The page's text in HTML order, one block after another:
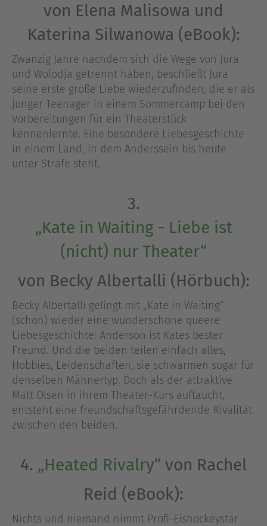
von Elena Malisowa und
Katerina Silwanowa (eBook):
Zwanzig Jahre nachdem sich die Wege von Jura
und Wolodja getrennt haben, beschließt Jura
seine erste große Liebe wiederzufinden, die er als
junger Teenager in einem Sommercamp bei den
Vorbereitungen für ein Theaterstück
kennenlernte. Eine besondere Liebesgeschichte
in einem Land, in dem Anderssein bis heute
unter Strafe steht.
3.
„Kate in Waiting - Liebe ist
(nicht) nur Theater“
von Becky Albertalli (Hörbuch):
Becky Albertalli gelingt mit „Kate in Waiting“
(schon) wieder eine wunderschöne queere
Liebesgeschichte: Anderson ist Kates bester
Freund. Und die beiden teilen einfach alles,
Hobbies, Leidenschaften, sie schwärmen sogar für
denselben Männertyp. Doch als der attraktive
Matt Olsen in ihrem Theater-Kurs auftaucht,
entsteht eine freundschaftsgefährdende Rivalität
zwischen den beiden.
4. „Heated Rivalry“ von Rachel
Reid (eBook):
Nichts und niemand nimmt Profi-Eishockeystar